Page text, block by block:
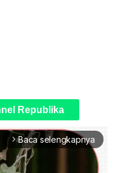
Republika
arrow_forward_ios Baca selengkapnya